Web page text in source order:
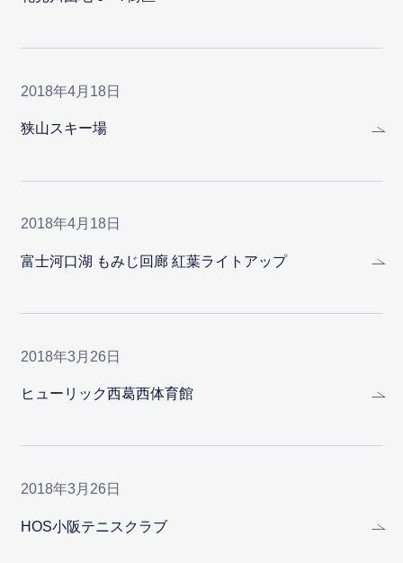
2018年4月18日
狭山スキー場
2018年4月18日
富士河口湖 もみじ回廊 紅葉ライトアップ
2018年3月26日
ヒューリック西葛西体育館
2018年3月26日
HOS小阪テニスクラブ